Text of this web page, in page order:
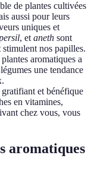
de plantes cultivées
aussi pour leurs
uniques et
, et aneth sont
nos papilles.
aromatiques a
une tendance
et bénéfique
en vitamines,
chez vous, vous
aromatiques